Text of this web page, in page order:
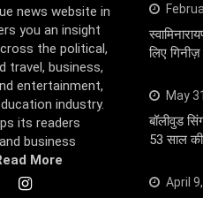
news website in
you an insight
the political,
travel, business,
entertainment,
industry.
its readers
business
More
लिए गिनीज़
May
बॉलीवुड
53 साल
April